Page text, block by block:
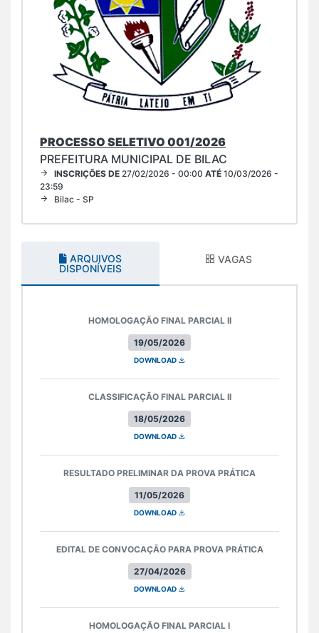
PROCESSO SELETIVO 001/2026
PREFEITURA MUNICIPAL DE BILAC
INSCRIÇÕES DE 27/02/2026 - 00:00 ATÉ 10/03/2026 -
23:59
Bilac - SP
ARQUIVOS
DISPONÍVEIS
VAGAS
19/05/2026
HOMOLOGAÇÃO FINAL PARCIAL II
DOWNLOAD
18/05/2026
CLASSIFICAÇÃO FINAL PARCIAL II
DOWNLOAD
11/05/2026
RESULTADO PRELIMINAR DA PROVA PRÁTICA
DOWNLOAD
27/04/2026
EDITAL DE CONVOCAÇÃO PARA PROVA PRÁTICA
DOWNLOAD
HOMOLOGAÇÃO FINAL PARCIAL I